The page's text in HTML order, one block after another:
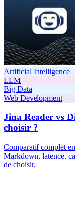
Artificial Intelligence
LLM
Big Data
Web Development
Jina Reader vs
choisir ?
Comparatif complet
Markdown, latence,
de choisir.